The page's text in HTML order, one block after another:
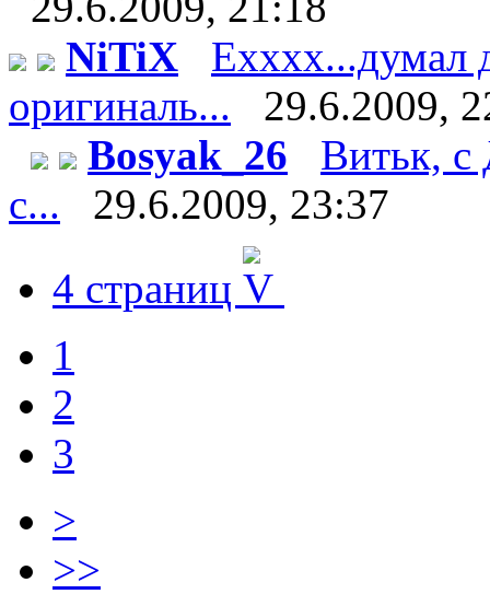
NiTiX
Ехххх...думал
оригиналь...
29.6.2009,
Bosyak_26
Витьк,
с...
29.6.2009, 23:37
4 страниц
1
2
3
>
>>